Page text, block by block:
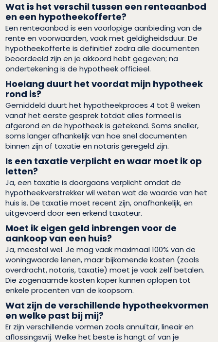
Wat is het verschil tussen een renteaanbod
en een hypotheekofferte?
Een renteaanbod is een voorlopige aanbieding van de
rente en voorwaarden, vaak met geldigheidsduur. De
hypotheekofferte is definitief zodra alle documenten
beoordeeld zijn en je akkoord hebt gegeven; na
ondertekening is de hypotheek officieel.
Hoelang duurt het voordat mijn hypotheek
rond is?
Gemiddeld duurt het hypotheekproces 4 tot 8 weken
vanaf het eerste gesprek totdat alles formeel is
afgerond en de hypotheek is getekend. Soms sneller,
soms langer afhankelijk van hoe snel documenten
binnen zijn of taxatie en notaris geregeld zijn.
Is een taxatie verplicht en waar moet ik op
letten?
Ja, een taxatie is doorgaans verplicht omdat de
hypotheekverstrekker wil weten wat de waarde van het
huis is. De taxatie moet recent zijn, onafhankelijk, en
uitgevoerd door een erkend taxateur.
Moet ik eigen geld inbrengen voor de
aankoop van een huis?
Ja, meestal wel. Je mag vaak maximaal 100% van de
woningwaarde lenen, maar bijkomende kosten (zoals
overdracht, notaris, taxatie) moet je vaak zelf betalen.
Die zogenaamde kosten koper kunnen oplopen tot
enkele procenten van de koopsom.
Wat zijn de verschillende hypotheekvormen
en welke past bij mij?
Er zijn verschillende vormen zoals annuïtair, lineair en
aflossingsvrij. Welke het beste is hangt af van je